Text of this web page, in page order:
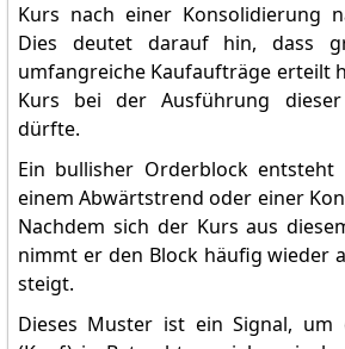
Kurs nach einer Konsolidierung
Dies deutet darauf hin, dass
umfangreiche Kaufaufträge erteilt
Kurs bei der Ausführung
dürfte.
Ein bullisher Orderblock
einem Abwärtstrend oder einer
Nachdem sich der Kurs aus
nimmt er den Block häufig wieder
steigt.
Dieses Muster ist ein Signal, um